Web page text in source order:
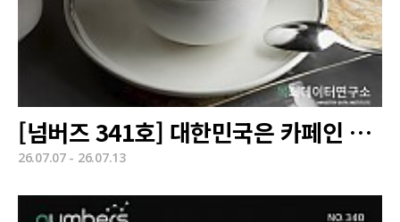
[넘버즈 341호] 대한민국은 카페인 공화국
26.07.07 - 26.07.13